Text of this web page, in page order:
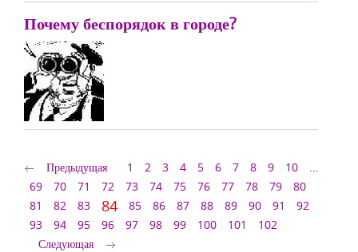
Почему беспорядок в городе?
Предыдущая 1 2 3 4 5 6 7 8 9 10
...
69
70 71 72 73 74 75 76 77 78 79
80
81
82 83 84 85 86 87 88 89 90 91
92
93
94 95 96 97 98 99 100 101
102
Следующая